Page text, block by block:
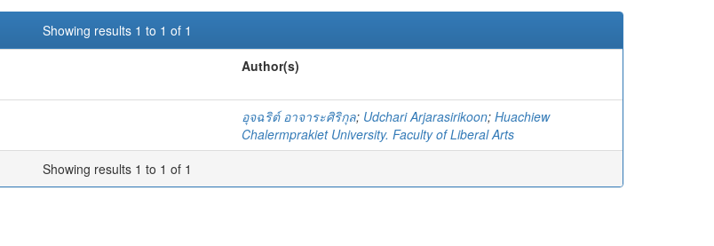
Showing results 1 to 1 of 1
Author(s)
อุจฉริต์ อาจาระศิริกุล; Udchari Arjarasirikoon; Huachiew
Chalermprakiet University. Faculty of Liberal Arts
Showing results 1 to 1 of 1